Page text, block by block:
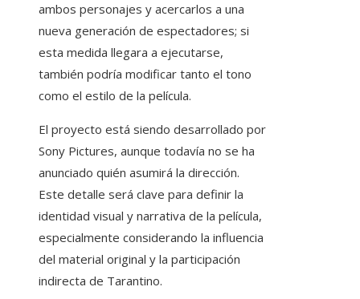
ambos personajes y acercarlos a una
nueva generación de espectadores; si
esta medida llegara a ejecutarse,
también podría modificar tanto el tono
como el estilo de la película.
El proyecto está siendo desarrollado por
Sony Pictures, aunque todavía no se ha
anunciado quién asumirá la dirección.
Este detalle será clave para definir la
identidad visual y narrativa de la película,
especialmente considerando la influencia
del material original y la participación
indirecta de Tarantino.